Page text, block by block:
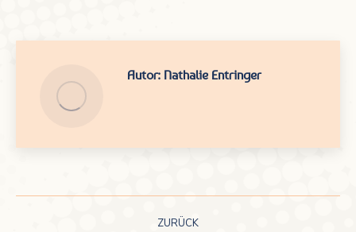
Autor: Nathalie Entringer
Kommentarnavigation
ZURÜCK